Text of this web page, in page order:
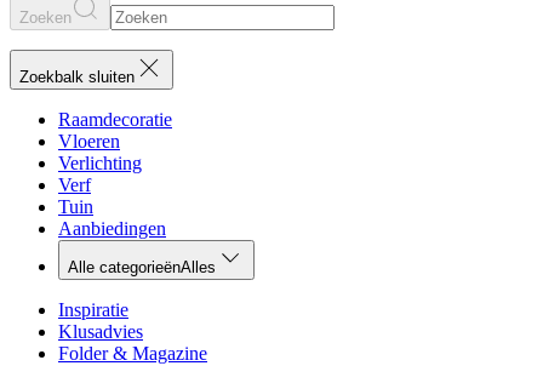
Zoeken
Zoekbalk sluiten
Raamdecoratie
Vloeren
Verlichting
Verf
Tuin
Aanbiedingen
Alle categorieënAlles
Inspiratie
Klusadvies
Folder & Magazine